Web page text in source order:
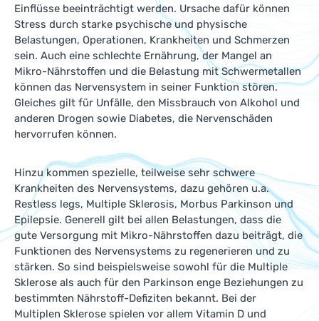
Einflüsse beeinträchtigt werden. Ursache dafür können
Stress durch starke psychische und physische
Belastungen, Operationen, Krankheiten und Schmerzen
sein. Auch eine schlechte Ernährung, der Mangel an
Mikro-Nährstoffen und die Belastung mit Schwermetallen
können das Nervensystem in seiner Funktion stören.
Gleiches gilt für Unfälle, den Missbrauch von Alkohol und
anderen Drogen sowie Diabetes, die Nervenschäden
hervorrufen können.
Hinzu kommen spezielle, teilweise sehr schwere
Krankheiten des Nervensystems, dazu gehören u.a.
Restless legs, Multiple Sklerosis, Morbus Parkinson und
Epilepsie. Generell gilt bei allen Belastungen, dass die
gute Versorgung mit Mikro-Nährstoffen dazu beiträgt, die
Funktionen des Nervensystems zu regenerieren und zu
stärken. So sind beispielsweise sowohl für die Multiple
Sklerose als auch für den Parkinson enge Beziehungen zu
bestimmten Nährstoff-Defiziten bekannt. Bei der
Multiplen Sklerose spielen vor allem Vitamin D und